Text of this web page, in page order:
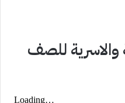
والاسرية للصف